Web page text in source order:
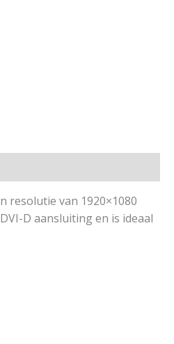
resolutie van 1920×1080
D aansluiting en is ideaal